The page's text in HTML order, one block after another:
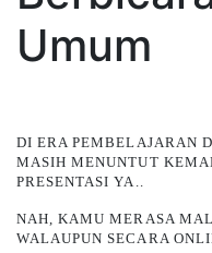
Umum
DI ERA PEMBELAJARAN
MASIH MENUNTUT
PRESENTASI YA..
NAH, KAMU MERASA
WALAUPUN SECARA